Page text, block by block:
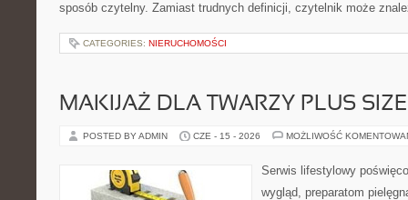
sposób czytelny. Zamiast trudnych definicji, czytelnik może
CATEGORIES: NIERUCHOMOŚCI
MAKIJAŻ DLA TWARZY PLUS SIZE
POSTED BY ADMIN CZE - 15 - 2026 MOŻLIWOŚĆ
Serwis lifestylowy
wygląd, preparatom